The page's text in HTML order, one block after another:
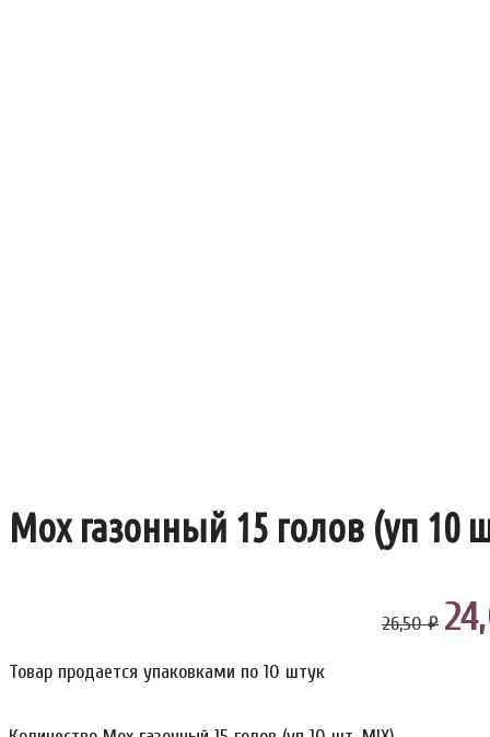
Мох газонный 15 голов (уп 10
26,50 ₽
Товар продается упаковками по 10 штук